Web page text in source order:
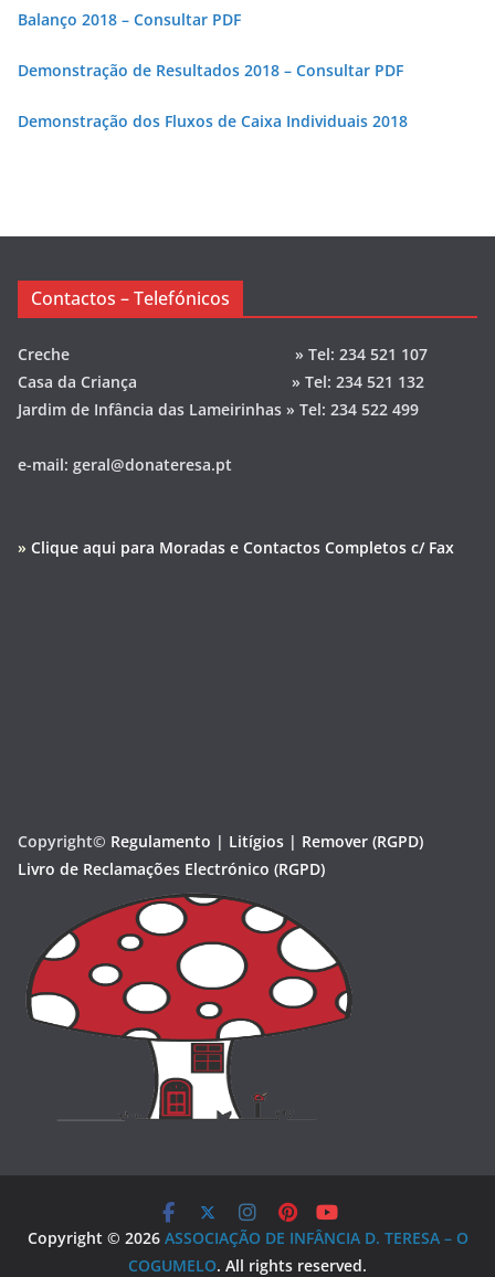
Balanço 2018 – Consultar PDF
Demonstração de Resultados 2018 – Consultar PDF
Demonstração dos Fluxos de Caixa Individuais 2018
Contactos – Telefónicos
Creche » Tel: 234 521 107
Casa da Criança » Tel: 234 521 132
Jardim de Infância das Lameirinhas » Tel: 234 522 499
e-mail: geral@donateresa.pt
» Clique aqui para Moradas e Contactos Completos c/ Fax
Copyright© Regulamento | Litígios | Remover (RGPD)
Livro de Reclamações Electrónico (RGPD)
Copyright © 2026 ASSOCIAÇÃO DE INFÂNCIA D. TERESA – O
COGUMELO. All rights reserved.